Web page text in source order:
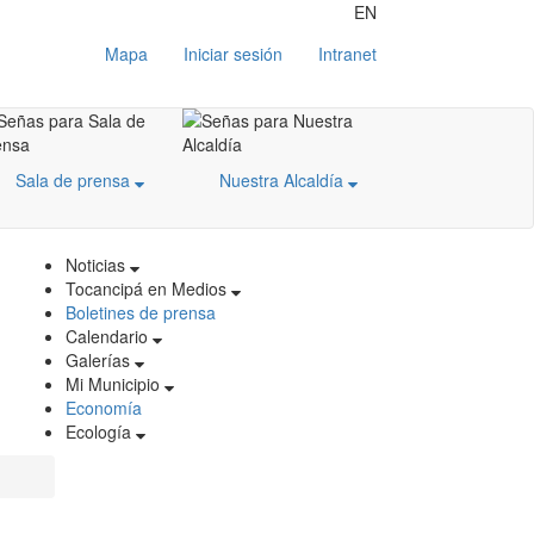
EN
Mapa
Iniciar sesión Intranet
Sala de prensa Nuestra Alcaldía
Noticias
Tocancipá en Medios
Boletines de prensa
Calendario
Galerías
Mi Municipio
Economía
Ecología